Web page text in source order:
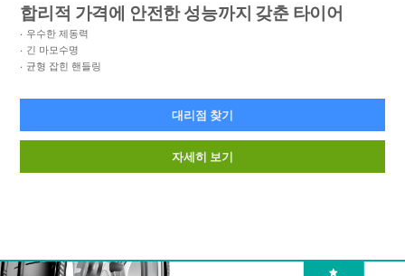
합리적 가격에 안전한 성능까지 갖춘 타이어
우수한 제동력
긴 마모수명
균형 잡힌 핸들링
대리점 찾기
자세히 보기